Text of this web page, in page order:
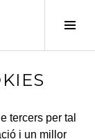
tercers per tal
i un millor